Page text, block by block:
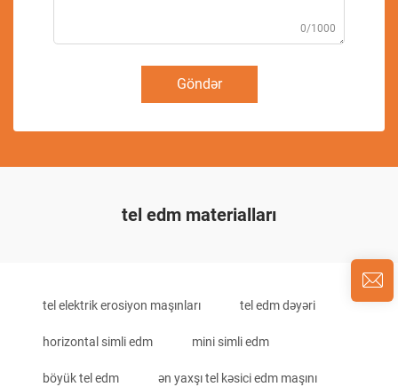
0/1000
Göndər
tel edm materialları
tel elektrik erosiyon maşınları tel edm dəyəri
horizontal simli edm mini simli edm
böyük tel edm ən yaxşı tel kəsici edm maşını